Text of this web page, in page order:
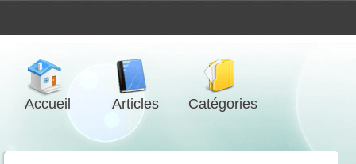
Accueil Articles Catégories